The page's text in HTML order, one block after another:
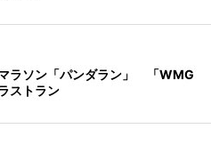
ラソン「パンダラン」 「WMG
ストラン